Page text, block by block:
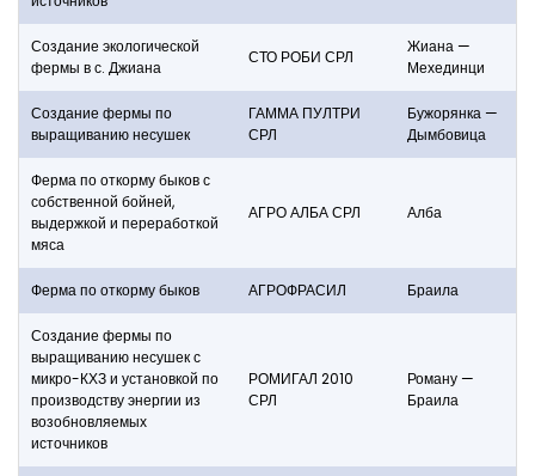
Создание экологической
фермы в с. Джиана
СТО РОБИ СРЛ
Жиана —
Мехединци
Создание фермы по
выращиванию несушек
ГАММА ПУЛТРИ
СРЛ
Бужорянка —
Дымбовица
Ферма по откорму быков с
собственной бойней,
выдержкой и переработкой
мяса
АГРО АЛБА СРЛ Алба
Ферма по откорму быков АГРОФРАСИЛ Браила
Создание фермы по
выращиванию несушек с
микро-КХЗ и установкой по
производству энергии из
возобновляемых
источников
РОМИГАЛ 2010
СРЛ
Роману —
Браила